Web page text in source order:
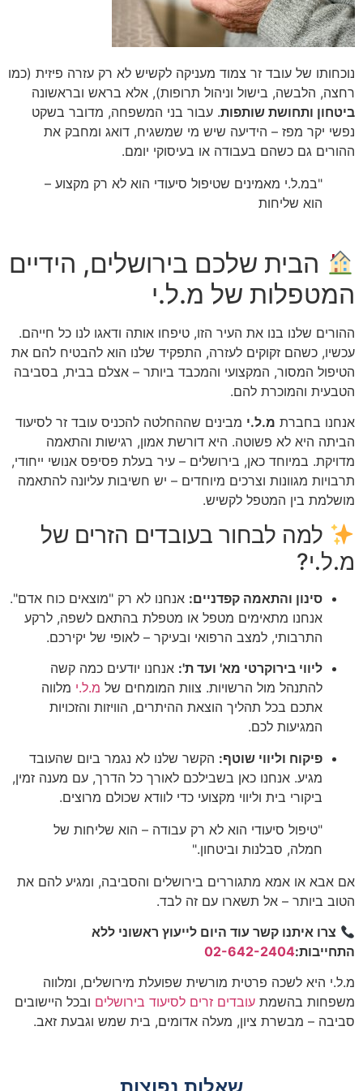
נוכחותו של עובד זר צמוד מעניקה לקשיש לא רק עזרה פיזית (כמו
רחצה, הלבשה, בישול וניהול תרופות), אלא בראש ובראשונה
ביטחון ותחושת שותפות. עבור בני המשפחה, מדובר בשקט
נפשי יקר מפז – הידיעה שיש מי שמשגיח, דואג ומחבק את
ההורים גם כשהם בעבודה או בעיסוקי יומם.
"במ.ל.י מאמינים שטיפול סיעודי הוא לא רק מקצוע –
הוא שליחות
הבית שלכם בירושלים, הידיים
המטפלות של מ.ל.י
ההורים שלנו בנו את העיר הזו, טיפחו אותה ודאגו לנו כל חייהם.
עכשיו, כשהם זקוקים לעזרה, התפקיד שלנו הוא להבטיח להם את
הטיפול המסור, המקצועי והמכבד ביותר – אצלם בבית, בסביבה
הטבעית והמוכרת להם.
אנחנו בחברת מ.ל.י מבינים שההחלטה להכניס עובד זר לסיעוד
הביתה היא לא פשוטה. היא דורשת אמון, רגישות והתאמה
מדויקת. במיוחד כאן, בירושלים – עיר בעלת פסיפס אנושי ייחודי,
תרבויות מגוונות וצרכים מיוחדים – יש חשיבות עליונה להתאמה
מושלמת בין המטפל לקשיש.
למה לבחור בעובדים הזרים של
מ.ל.י?
סינון והתאמה קפדניים: אנחנו לא רק "מוצאים כוח אדם".
אנחנו מתאימים מטפל או מטפלת בהתאם לשפה, לרקע
התרבותי, למצב הרפואי ובעיקר – לאופי של יקירכם.
ליווי בירוקרטי מא' ועד ת': אנחנו יודעים כמה קשה
להתנהל מול הרשויות. צוות המומחים של מ.ל.י מלווה
אתכם בכל תהליך הוצאת ההיתרים, הוויזות והזכויות
המגיעות לכם.
פיקוח וליווי שוטף: הקשר שלנו לא נגמר ביום שהעובד
מגיע. אנחנו כאן בשבילכם לאורך כל הדרך, עם מענה זמין,
ביקורי בית וליווי מקצועי כדי לוודא שכולם מרוצים.
"טיפול סיעודי הוא לא רק עבודה – הוא שליחות של
חמלה, סבלנות וביטחון."
אם אבא או אמא מתגוררים בירושלים והסביבה, ומגיע להם את
הטוב ביותר – אל תשארו עם זה לבד.
צרו איתנו קשר עוד היום לייעוץ ראשוני ללא
התחייבות:02-642-2404
מ.ל.י היא לשכה פרטית מורשית שפועלת מירושלים, ומלווה
משפחות בהשמת עובדים זרים לסיעוד בירושלים ובכל היישובים
סביבה – מבשרת ציון, מעלה אדומים, בית שמש וגבעת זאב.
שאלות נפוצות